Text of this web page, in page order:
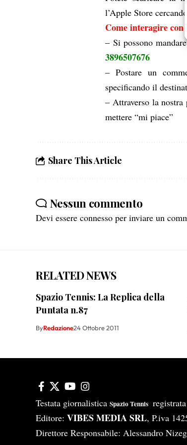
l’Apple Store
Come interagire con
– Si possono
3896507676
– Postare un
specificando il
– Attraverso la nostra
mettere “mi piace”
Share This Article
Nessun commento
Devi essere connesso per inviare un
RELATED NEWS
Spazio Tennis: La Replica della
Puntata n.87
ByRedazione24 Ottobre 2011
Testata giornalistica Spazio Tennis
Editore: VIBES MEDIA SRL, P.iva
Direttore Responsabile: Alessandro